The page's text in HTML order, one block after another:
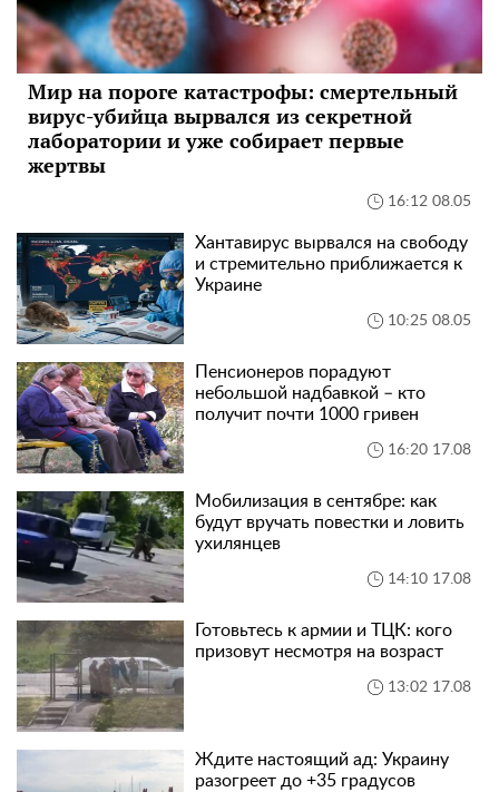
Мир на пороге катастрофы: смертельный
вирус-убийца вырвался из секретной
лаборатории и уже собирает первые
жертвы
16:12 08.05
Хантавирус вырвался на свободу
и стремительно приближается к
Украине
10:25 08.05
Пенсионеров порадуют
небольшой надбавкой – кто
получит почти 1000 гривен
16:20 17.08
Мобилизация в сентябре: как
будут вручать повестки и ловить
ухилянцев
14:10 17.08
Готовьтесь к армии и ТЦК: кого
призовут несмотря на возраст
13:02 17.08
Ждите настоящий ад: Украину
разогреет до +35 градусов